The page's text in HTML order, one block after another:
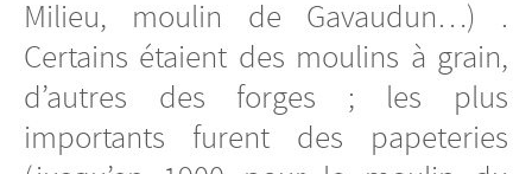
Milieu, moulin de Gavaudun…) .
Certains étaient des moulins à grain,
d’autres des forges ; les plus
importants furent des papeteries